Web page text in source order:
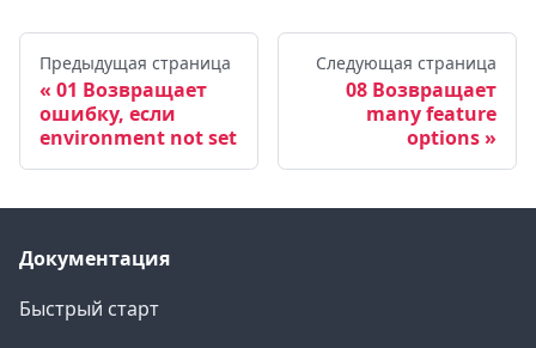
Предыдущая страница
01 Возвращает
ошибку, если
environment not set
Следующая страница
08 Возвращает
many feature
options
Документация
Быстрый старт